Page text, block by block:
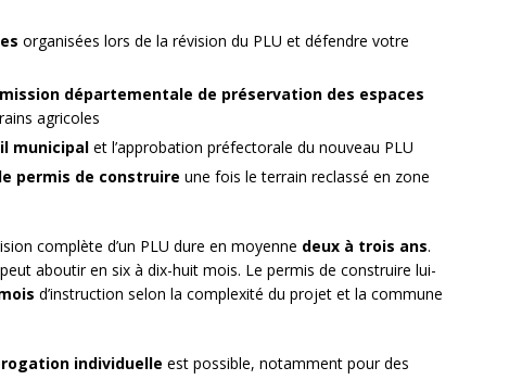
organisées lors de la révision du PLU et défendre votre
départementale de préservation des espaces
agricoles
municipal et l’approbation préfectorale du nouveau PLU
permis de construire une fois le terrain reclassé en zone
complète d’un PLU dure en moyenne deux à trois ans.
aboutir en six à dix-huit mois. Le permis de construire lui-
d’instruction selon la complexité du projet et la commune
individuelle est possible, notamment pour des